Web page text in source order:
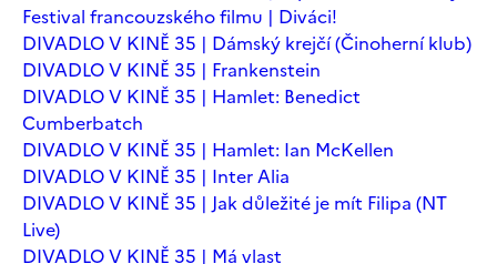
Festival francouzského filmu | Diváci!
DIVADLO V KINĚ 35 | Dámský krejčí (Činoherní klub)
DIVADLO V KINĚ 35 | Frankenstein
DIVADLO V KINĚ 35 | Hamlet: Benedict
Cumberbatch
DIVADLO V KINĚ 35 | Hamlet: Ian McKellen
DIVADLO V KINĚ 35 | Inter Alia
DIVADLO V KINĚ 35 | Jak důležité je mít Filipa (NT
Live)
DIVADLO V KINĚ 35 | Má vlast